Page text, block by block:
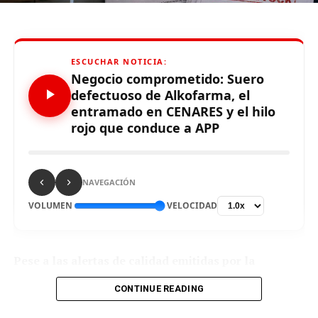
visitarwww.facebook.com/clownencuarenten
ESCUCHAR NOTICIA:
Negocio comprometido: Suero
defectuoso de Alkofarma, el
entramado en CENARES y el hilo
rojo que conduce a APP
NAVEGACIÓN
VOLUMEN VELOCIDAD
DIGEMID sobre un suero de procedencia china,
CENARES otorgó a Alkofarma una ampliación
CONTINUE READING